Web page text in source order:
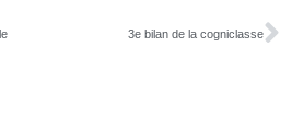
3e bilan de la cogniclasse